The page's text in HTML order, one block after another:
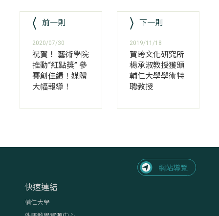
前一則
2020/07/30
祝賀！ 藝術學院
推動“紅點獎” 參
賽創佳績！媒體
大幅報導！
下一則
2019/11/18
賀跨文化研究所
楊承淑教授獲頒
輔仁大學學術特
聘教授
快速連結
輔仁大學